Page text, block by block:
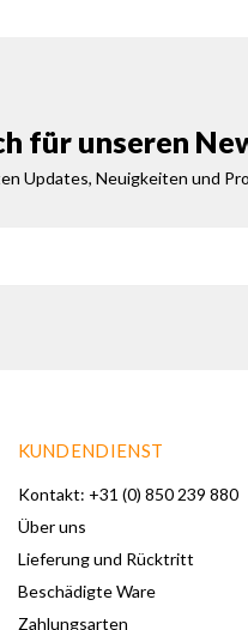
für unseren
Updates, Neuigkeiten und
KUNDENDIENST
Kontakt: +31 (0) 850 239 880
Über uns
Lieferung und Rücktritt
Beschädigte Ware
Zahlungsarten